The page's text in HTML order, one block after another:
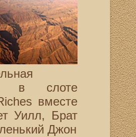
в слоте
вместе
Уилл, Брат
Джон